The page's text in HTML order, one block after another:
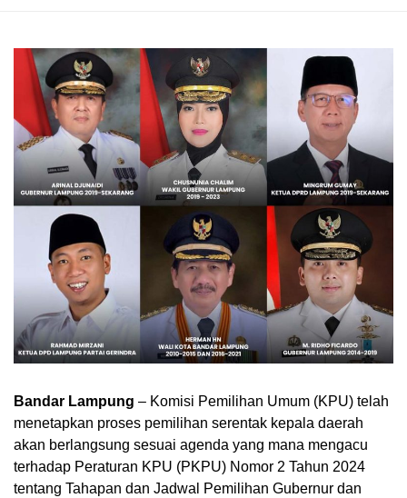
Bandar Lampung – Komisi Pemilihan Umum (KPU) telah
menetapkan proses pemilihan serentak kepala daerah
akan berlangsung sesuai agenda yang mana mengacu
terhadap Peraturan KPU (PKPU) Nomor 2 Tahun 2024
tentang Tahapan dan Jadwal Pemilihan Gubernur dan